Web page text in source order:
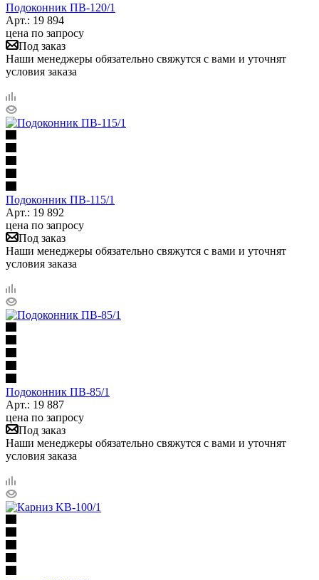
Подоконник ПB-120/1
Арт.: 19 894
цена по запросу
Под заказ
Наши менеджеры обязательно свяжутся с вами и уточнят
условия заказа
Подоконник ПB-115/1
Арт.: 19 892
цена по запросу
Под заказ
Наши менеджеры обязательно свяжутся с вами и уточнят
условия заказа
Подоконник ПB-85/1
Арт.: 19 887
цена по запросу
Под заказ
Наши менеджеры обязательно свяжутся с вами и уточнят
условия заказа